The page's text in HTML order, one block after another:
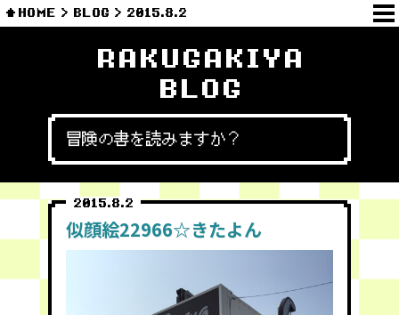
HOME BLOG 2015.8.2
RAKUGAKIYA
BLOG
冒険の書を読みますか？
2015.8.2
似顔絵22966☆きたよん